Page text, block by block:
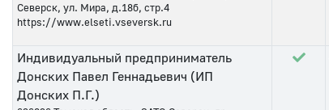
Северск, ул. Мира, д.18б, стр.4
https://www.elseti.vseversk.ru
Индивидуальный предприниматель
Донских Павел Геннадьевич (ИП
Донских П.Г.)